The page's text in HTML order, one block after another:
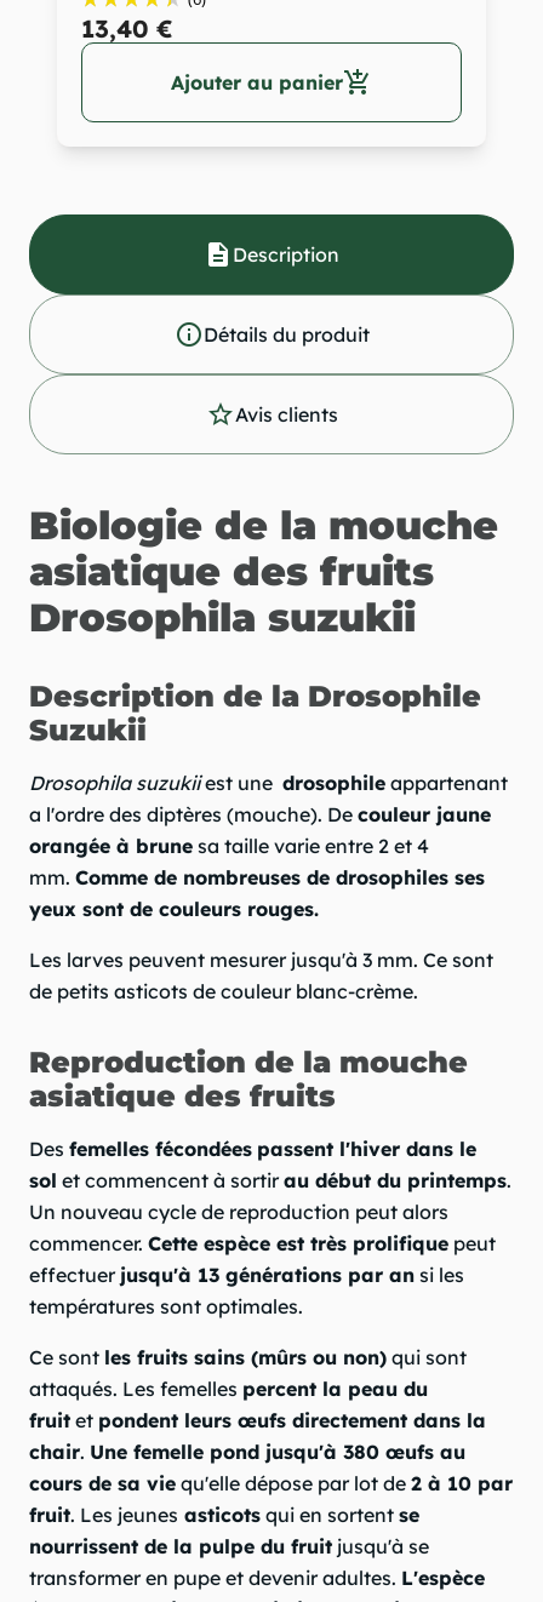
13,40 €
Ajouter au panieradd_shopping_cart
description Description
info_outlineDétails du produit
star_outlineAvis clients
Biologie de la mouche
asiatique des fruits
Drosophila suzukii
Description de la Drosophile
Suzukii
Drosophila suzukiiest une drosophile appartenant
a l'ordre des diptères (mouche). De couleur jaune
orangée à brune sa taille varie entre 2 et 4
mm. Comme de nombreuses de drosophiles ses
yeux sont de couleurs rouges.
Les larves peuvent mesurer jusqu'à 3 mm. Ce sont
de petits asticots de couleur blanc-crème.
Reproduction de la mouche
asiatique des fruits
Des femelles fécondées passent l'hiver dans le
sol et commencent à sortirau début du printemps.
Un nouveau cycle de reproduction peut alors
commencer. Cette espèce est très prolifique peut
effectuer jusqu'à 13 générations par an si les
températures sont optimales.
Ce sont les fruits sains (mûrs ou non) qui sont
attaqués. Les femelles percent la peau du
fruit et pondent leurs œufs directement dans la
chair. Une femelle pond jusqu'à 380 œufs au
cours de sa vie qu'elle dépose par lot de 2 à 10 par
fruit. Les jeunes asticots qui en sortent se
nourrissent de la pulpe du fruit jusqu'à se
transformer en pupe et devenir adultes. L'espèce